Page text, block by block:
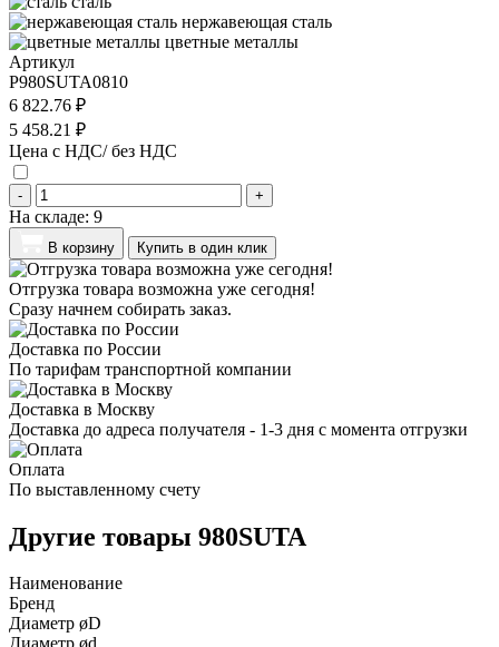
нержавеющая сталь
цветные металлы
Артикул
P980SUTA0810
6 822.76 ₽
5 458.21 ₽
Цена с НДС/ без НДС
- +
На складе: 9
В корзину Купить в один клик
Отгрузка товара возможна уже сегодня!
Сразу начнем собирать заказ.
Доставка по России
По тарифам транспортной компании
Доставка в Москву
Доставка до адреса получателя - 1-3 дня с момента отгрузки
Оплата
По выставленному счету
Другие товары 980SUTA
Наименование
Бренд
Диаметр øD